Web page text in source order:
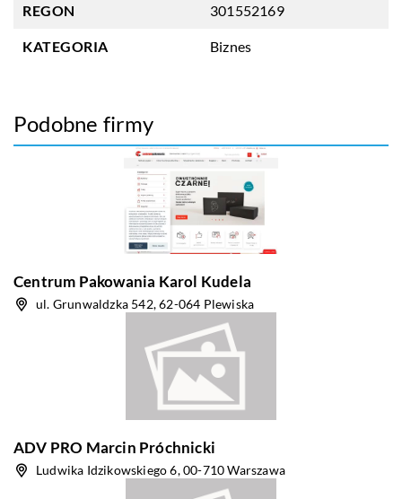
REGON 301552169
KATEGORIA Biznes
Podobne firmy
Centrum Pakowania Karol Kudela
ul. Grunwaldzka 542, 62-064 Plewiska
ADV PRO Marcin Próchnicki
Ludwika Idzikowskiego 6, 00-710 Warszawa